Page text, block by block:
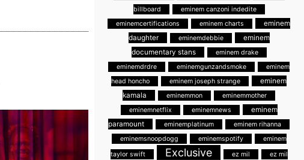
billboard
eminem canzoni indedite
eminemcertifications
eminem charts
eminem
daughter
eminemdebbie
eminem
documentary stans
eminem drake
eminemdrdre
eminemgunzandsmoke
eminem
head honcho
eminem joseph strange
eminem
kamala
eminemmon
eminemmother
eminemnetflix
eminemnews
eminem
paramount
eminemplatinum
eminem rihanna
eminemsnoopdogg
eminemspotify
eminem
taylor swift
Exclusive ez mil
ez mil